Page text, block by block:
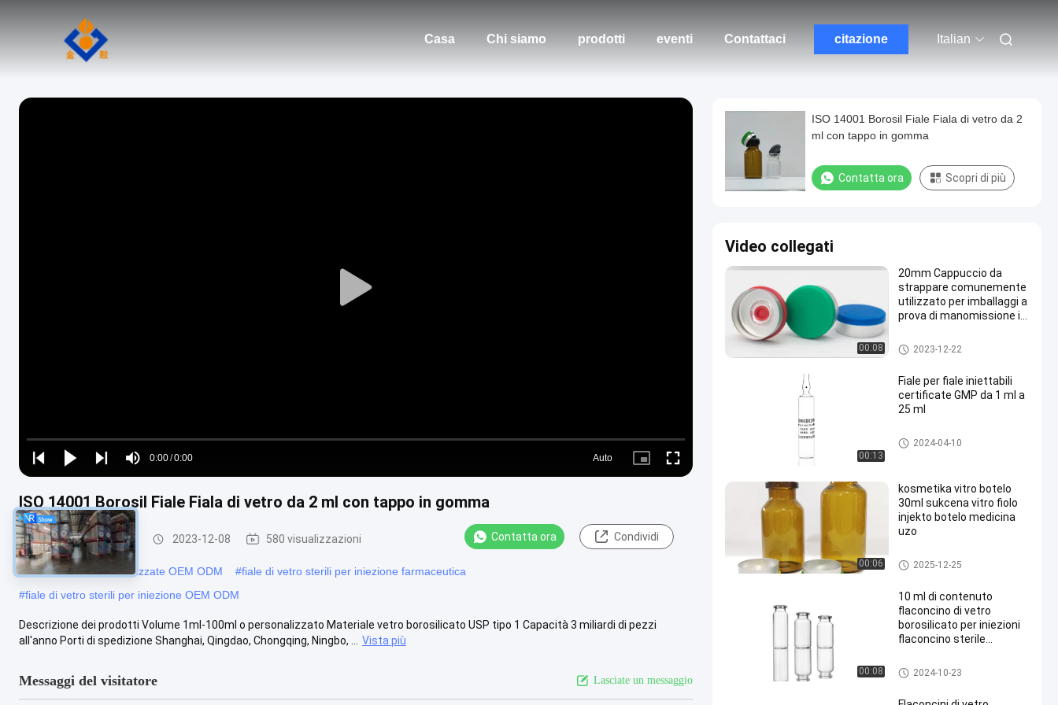
Casa Chi siamo prodotti eventi Contattaci citazione Italian
Play
Play
Play
Play
Mute
Time
0:00/0:00
Loaded:
0%
Auto
Picture- Fullscreen
ISO 14001 Borosil Fiale Fiala di vetro da 2 ml con tappo in gomma
fiale di vetro tubolari 2023-12-08 580 visualizzazioni Contatta ora Condividi
Fiale di vetro personalizzate OEM ODM #fiale di vetro sterili per iniezione farmaceutica
#fiale di vetro sterili per iniezione OEM ODM
Descrizione dei prodotti Volume 1ml-100ml o personalizzato Materiale vetro borosilicato USP tipo 1 Capacità 3 miliardi di pezzi
all'anno Porti di spedizione Shanghai, Qingdao, Chongqing, Ningbo, ...
Vista più
Messaggi del visitatore Lasciate un messaggio
ISO 14001 Borosil Fiale Fiala di vetro da 2
ml con tappo in gomma
Contatta ora Scopri di più
Video collegati
00:08
20mm Cappuccio da
strappare comunemente
utilizzato per imballaggi a
prova di manomissione in
Tappo in plastica di alluminio
2023-12-22
00:13
Fiale per fiale iniettabili
certificate GMP da 1 ml a
25 ml
fiala di vetro
2024-04-10
00:06
kosmetika vitro botelo
30ml sukcena vitro fiolo
injekto botelo medicina
uzo
fiale di vetro tubolari
2025-12-25
00:08
10 ml di contenuto
flaconcino di vetro
borosilicato per iniezioni
flaconcino sterile
fiale di vetro tubolari
2024-10-23